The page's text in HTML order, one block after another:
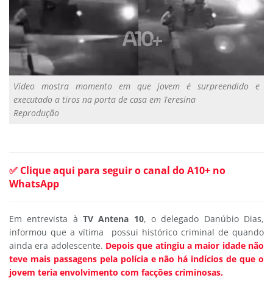
Vídeo mostra momento em que jovem é surpreendido e
executado a tiros na porta de casa em Teresina
Reprodução
✅ Clique aqui para seguir o canal do A10+ no
WhatsApp
Em entrevista à TV Antena 10, o delegado Danúbio Dias,
informou que a vítima possui histórico criminal de quando
ainda era adolescente. Depois que atingiu a maior idade não
teve mais passagens pela polícia e não há indícios de que o
jovem teria envolvimento com facções criminosas.